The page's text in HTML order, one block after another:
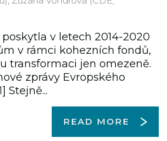
v letech 2014-2020
v rámci kohezních fondů,
transformaci jen omezeně.
zprávy Evropského
Stejně...
READ MORE